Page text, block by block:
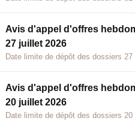
Avis d'appel d'offres
27 juillet 2026
Date limite de dépôt des dossiers
Avis d'appel d'offres
20 juillet 2026
Date limite de dépôt des dossiers